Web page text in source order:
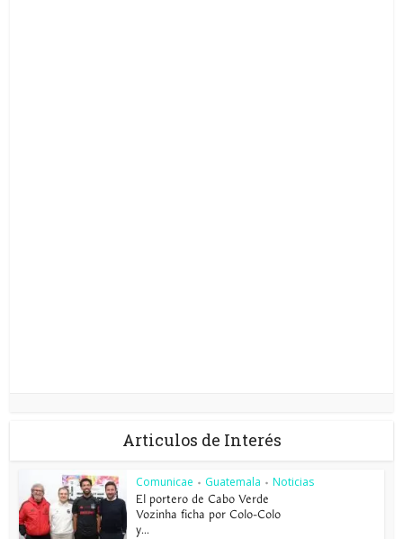
Articulos de Interés
Comunicae • Guatemala • Noticias
El portero de Cabo Verde
Vozinha ficha por Colo-Colo
y...